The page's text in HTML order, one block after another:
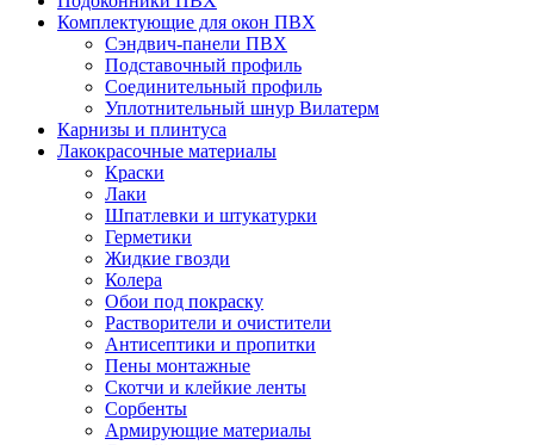
Комплектующие для окон ПВХ
Сэндвич-панели ПВХ
Подставочный профиль
Соединительный профиль
Уплотнительный шнур Вилатерм
Карнизы и плинтуса
Лакокрасочные материалы
Краски
Лаки
Шпатлевки и штукатурки
Герметики
Жидкие гвозди
Колера
Обои под покраску
Растворители и очистители
Антисептики и пропитки
Пены монтажные
Скотчи и клейкие ленты
Сорбенты
Армирующие материалы